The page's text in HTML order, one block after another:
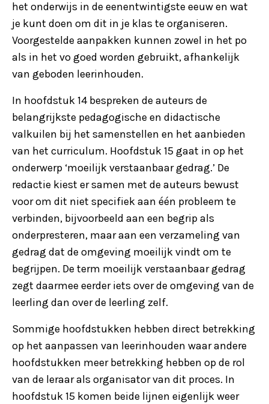
het onderwijs in de eenentwintigste eeuw en wat
je kunt doen om dit in je klas te organiseren.
Voorgestelde aanpakken kunnen zowel in het po
als in het vo goed worden gebruikt, afhankelijk
van geboden leerinhouden.
In hoofdstuk 14 bespreken de auteurs de
belangrijkste pedagogische en didactische
valkuilen bij het samenstellen en het aanbieden
van het curriculum. Hoofdstuk 15 gaat in op het
onderwerp ‘moeilijk verstaanbaar gedrag.’ De
redactie kiest er samen met de auteurs bewust
voor om dit niet specifiek aan één probleem te
verbinden, bijvoorbeeld aan een begrip als
onderpresteren, maar aan een verzameling van
gedrag dat de omgeving moeilijk vindt om te
begrijpen. De term moeilijk verstaanbaar gedrag
zegt daarmee eerder iets over de omgeving van de
leerling dan over de leerling zelf.
Sommige hoofdstukken hebben direct betrekking
op het aanpassen van leerinhouden waar andere
hoofdstukken meer betrekking hebben op de rol
van de leraar als organisator van dit proces. In
hoofdstuk 15 komen beide lijnen eigenlijk weer